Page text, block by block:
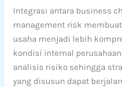
Integrasi antara business
management risk
usaha menjadi lebih
kondisi internal
analisis risiko sehingga
yang disusun dapat